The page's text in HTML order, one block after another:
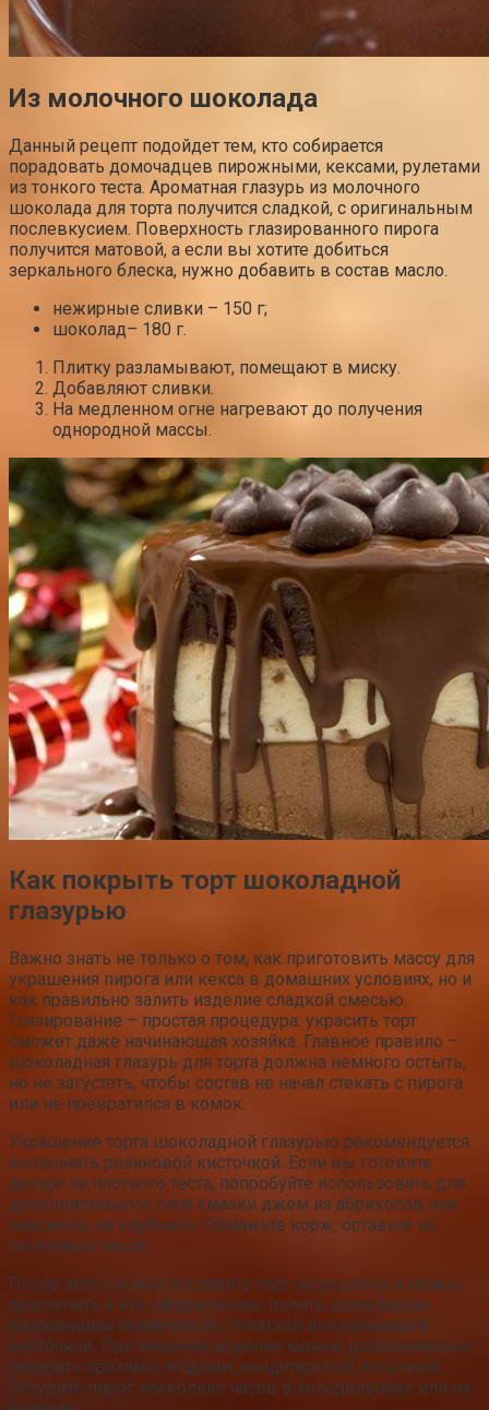
Из молочного шоколада
Данный рецепт подойдет тем, кто собирается
порадовать домочадцев пирожными, кексами, рулетами
из тонкого теста. Ароматная глазурь из молочного
шоколада для торта получится сладкой, с оригинальным
послевкусием. Поверхность глазированного пирога
получится матовой, а если вы хотите добиться
зеркального блеска, нужно добавить в состав масло.
нежирные сливки – 150 г;
шоколад– 180 г.
Плитку разламывают, помещают в миску.
Добавляют сливки.
На медленном огне нагревают до получения
однородной массы.
Как покрыть торт шоколадной
глазурью
Важно знать не только о том, как приготовить массу для
украшения пирога или кекса в домашних условиях, но и
как правильно залить изделие сладкой смесью.
Глазирование – простая процедура: украсить торт
сможет даже начинающая хозяйка. Главное правило –
шоколадная глазурь для торта должна немного остыть,
но не загустеть, чтобы состав не начал стекать с пирога
или не превратился в комок.
Украшение торта шоколадной глазурью рекомендуется
выполнять резиновой кисточкой. Если вы готовите
десерт из плотного теста, попробуйте использовать для
дополнительного слоя смазки джем из абрикосов или
персиков, из клубники. Обмажьте корж, оставьте на
несколько часов.
После этого нужно поставить торт на решетку и можно
приступить к его оформлению: полить шоколадом,
разравнивая поверхность лопаткой или резиновой
кисточкой. При желании изделие можно дополнительно
украсить орехами, ягодами, кондитерской посыпкой.
Остудите пирог несколько часов в холодильнике или на